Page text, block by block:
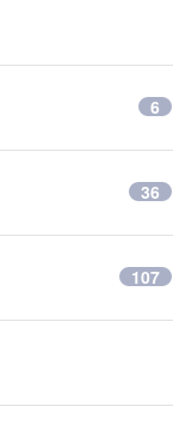
6
36
107